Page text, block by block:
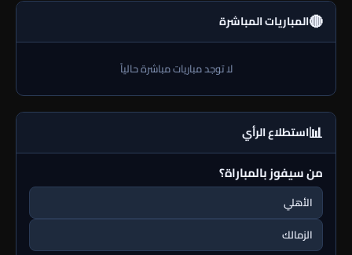
🔴المباريات المباشرة
لا توجد مباريات مباشرة حالياً
📊استطلاع الرأي
من سيفوز بالمباراة؟
الأهلي
الزمالك